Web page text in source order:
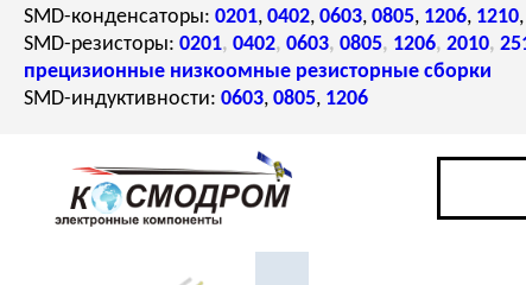
SMD-конденсаторы: 0201, 0402, 0603, 0805, 1206, 1210,
SMD-резисторы: 0201, 0402, 0603, 0805, 1206, 2010,
прецизионные низкоомные резисторные сборки
SMD-индуктивности: 0603, 0805, 1206